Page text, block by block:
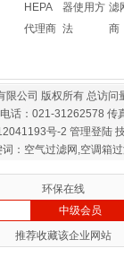
HEPA
代理商
器使用方
法
滤
商
公司 版权所有 总访问
话：021-31262578 传
号-2 管理登陆
词：空气过滤网,空调箱
环保在线
中级会员
推荐收藏该企业网站